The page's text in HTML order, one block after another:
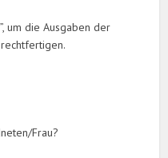
um die Ausgaben der
Frau?